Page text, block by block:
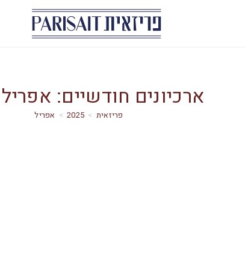
ארכיונים חודשיים: אפריל 2025
>
2025
> אפריל